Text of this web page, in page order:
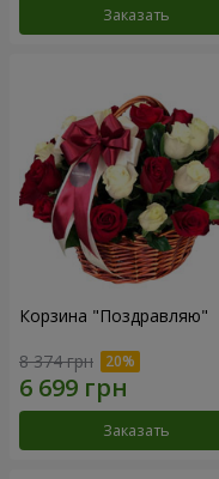
Заказать
Корзина "Поздравляю"
8 374 грн
Заказать